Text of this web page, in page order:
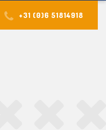
+31 (0)6 51814918